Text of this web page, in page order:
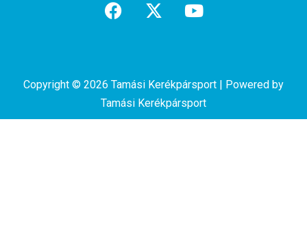
Copyright © 2026 Tamási Kerékpársport | Powered by
Tamási Kerékpársport